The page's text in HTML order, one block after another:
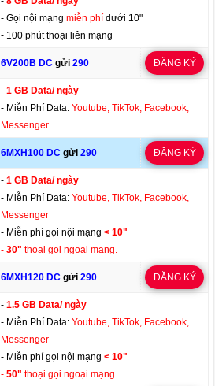
- Gọi nội mạngmiễn phídưới 10"
- 100 phút thoại liên mạng
6V200B DCgửi 290 ĐĂNG KÝ
-1 GB Data/ ngày
- Miễn Phí Data:Youtube, TikTok, Facebook,
Messenger
6MXH100 DCgửi 290 ĐĂNG KÝ
-1 GB Data/ ngày
- Miễn Phí Data:Youtube, TikTok, Facebook,
Messenger
- Miễn phí gọi nội mạng< 10"
-30"thoại gọi ngoại mạng.
6MXH120 DCgửi 290 ĐĂNG KÝ
-1.5 GB Data/ ngày
- Miễn Phí Data:Youtube, TikTok, Facebook,
Messenger
- Miễn phí gọi nội mạng< 10"
-50"thoại gọi ngoại mạng